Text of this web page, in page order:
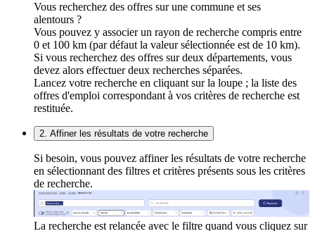
Vous recherchez des offres sur une commune et ses
alentours ?
Vous pouvez y associer un rayon de recherche compris entre
0 et 100 km (par défaut la valeur sélectionnée est de 10 km).
Si vous recherchez des offres sur deux départements, vous
devez alors effectuer deux recherches séparées.
Lancez votre recherche en cliquant sur la loupe ; la liste des
offres d'emploi correspondant à vos critères de recherche est
restituée.
2. Affiner les résultats de votre recherche
Si besoin, vous pouvez affiner les résultats de votre recherche
en sélectionnant des filtres et critères présents sous les critères
de recherche.
La recherche est relancée avec le filtre quand vous cliquez sur